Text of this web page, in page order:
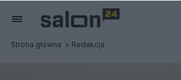
Strona główna Redakcja